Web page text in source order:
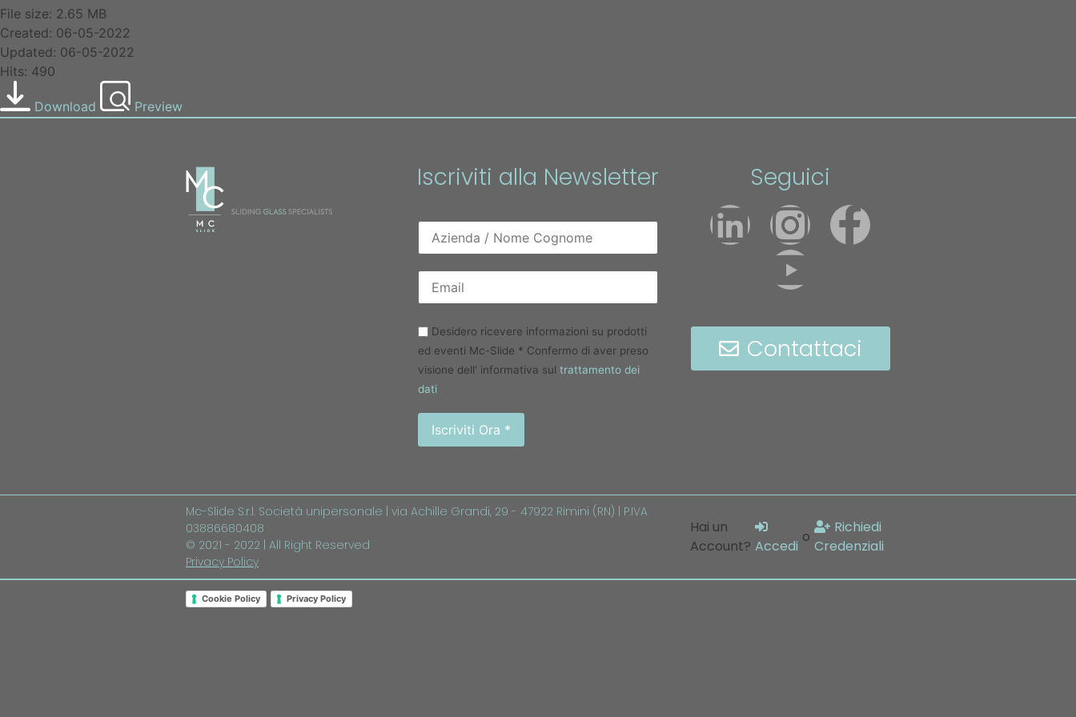
File size: 2.65 MB
Created: 06-05-2022
Updated: 06-05-2022
Hits: 490
Download Preview
Iscriviti alla Newsletter
Desidero ricevere informazioni su prodotti
ed eventi Mc-Slide * Confermo di aver preso
visione dell' informativa sul trattamento dei
dati
Seguici
Contattaci
Mc-Slide S.r.l. Società unipersonale | via Achille Grandi, 29 - 47922 Rimini (RN) | P.IVA
03886680408
© 2021 - 2022 | All Right Reserved
Privacy Policy
Hai un
Account? Accedi
o
Richiedi
Credenziali
Cookie Policy Privacy Policy